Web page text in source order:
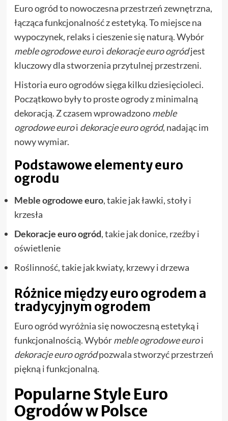
Euro ogród to nowoczesna przestrzeń zewnętrzna,
łącząca funkcjonalność z estetyką. To miejsce na
wypoczynek, relaks i cieszenie się naturą. Wybór
meble ogrodowe euroi dekoracje euro ogródjest
kluczowy dla stworzenia przytulnej przestrzeni.
Historia euro ogrodów sięga kilku dziesięcioleci.
Początkowo były to proste ogrody z minimalną
dekoracją. Z czasem wprowadzonomeble
ogrodowe euroi dekoracje euro ogród, nadając im
nowy wymiar.
Podstawowe elementy euro
ogrodu
Meble ogrodowe euro, takie jak ławki, stoły i
krzesła
Dekoracje euro ogród, takie jak donice, rzeźby i
oświetlenie
Roślinność, takie jak kwiaty, krzewy i drzewa
Różnice między euro ogrodem a
tradycyjnym ogrodem
Euro ogród wyróżnia się nowoczesną estetyką i
funkcjonalnością. Wybórmeble ogrodowe euroi
dekoracje euro ogródpozwala stworzyć przestrzeń
piękną i funkcjonalną.
Popularne Style Euro
Ogrodów w Polsce